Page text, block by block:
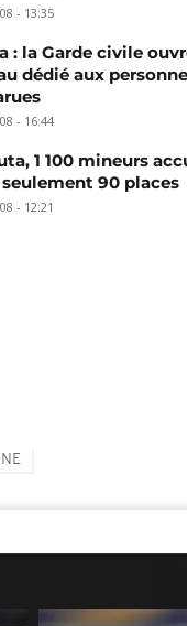
- 13:35
: la Garde civile
dédié aux
- 16:44
1 100 mineurs
90 places
- 12:21